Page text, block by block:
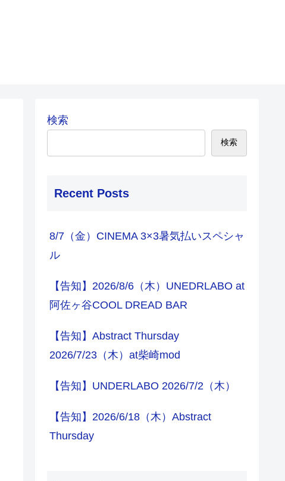
検索
検索
Recent Posts
8/7（金）CINEMA 3×3暑気払いスペシャ
ル
【告知】2026/8/6（木）UNEDRLABO at
阿佐ヶ谷COOL DREAD BAR
【告知】Abstract Thursday
2026/7/23（木）at柴崎mod
【告知】UNDERLABO 2026/7/2（木）
【告知】2026/6/18（木）Abstract
Thursday